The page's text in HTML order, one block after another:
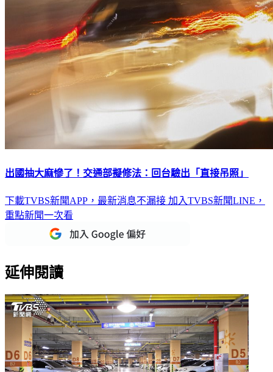
出國抽大麻慘了！交通部擬修法：回台驗出「直接吊照」
下載TVBS新聞APP，最新消息不漏接 加入TVBS新聞LINE，
重點新聞一次看
延伸閱讀